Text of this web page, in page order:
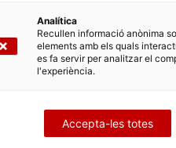
relacionades
Analítica
Recullen informació anònima
elements amb els quals
es fa servir per analitzar el
l'experiència.
Accepta-les totes